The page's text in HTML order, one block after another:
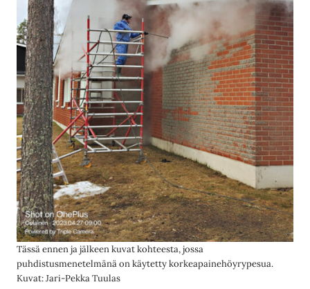
Tässä ennen ja jälkeen kuvat kohteesta, jossa
puhdistusmenetelmänä on käytetty korkeapainehöyrypesua.
Kuvat: Jari-Pekka Tuulas